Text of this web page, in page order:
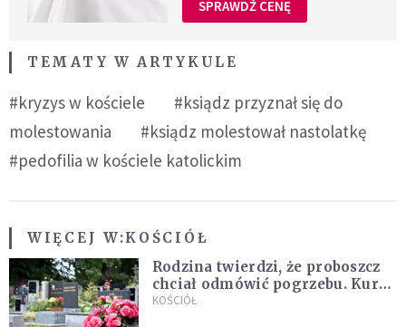
SPRAWDŹ CENĘ
TEMATY W ARTYKULE
#kryzys w kościele
#ksiądz przyznał się do
molestowania
#ksiądz molestował nastolatkę
#pedofilia w kościele katolickim
WIĘCEJ W:KOŚCIÓŁ
Rodzina twierdzi, że proboszcz
chciał odmówić pogrzebu. Kuria
zapowiada wyjaśnienia
KOŚCIÓŁ